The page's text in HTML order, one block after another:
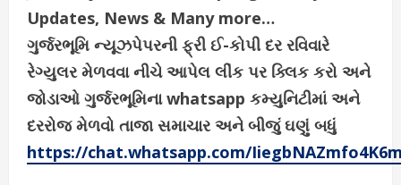
Updates, News & Many more…
ગુર્જરભૂમિ ન્યૂઝપેપરની ફ્રી ઈ-કોપી દર રવિવારે
રેગ્યુલર મેળવવા નીચે આપેલ લીંક પર ક્લિક કરો અને
જોડાઓ ગુર્જરભૂમિના whatsapp કમ્યુનિટીમાં અને
દરરોજ મેળવો તાજા સમાચાર અને બીજું ઘણું બધું
https://chat.whatsapp.com/